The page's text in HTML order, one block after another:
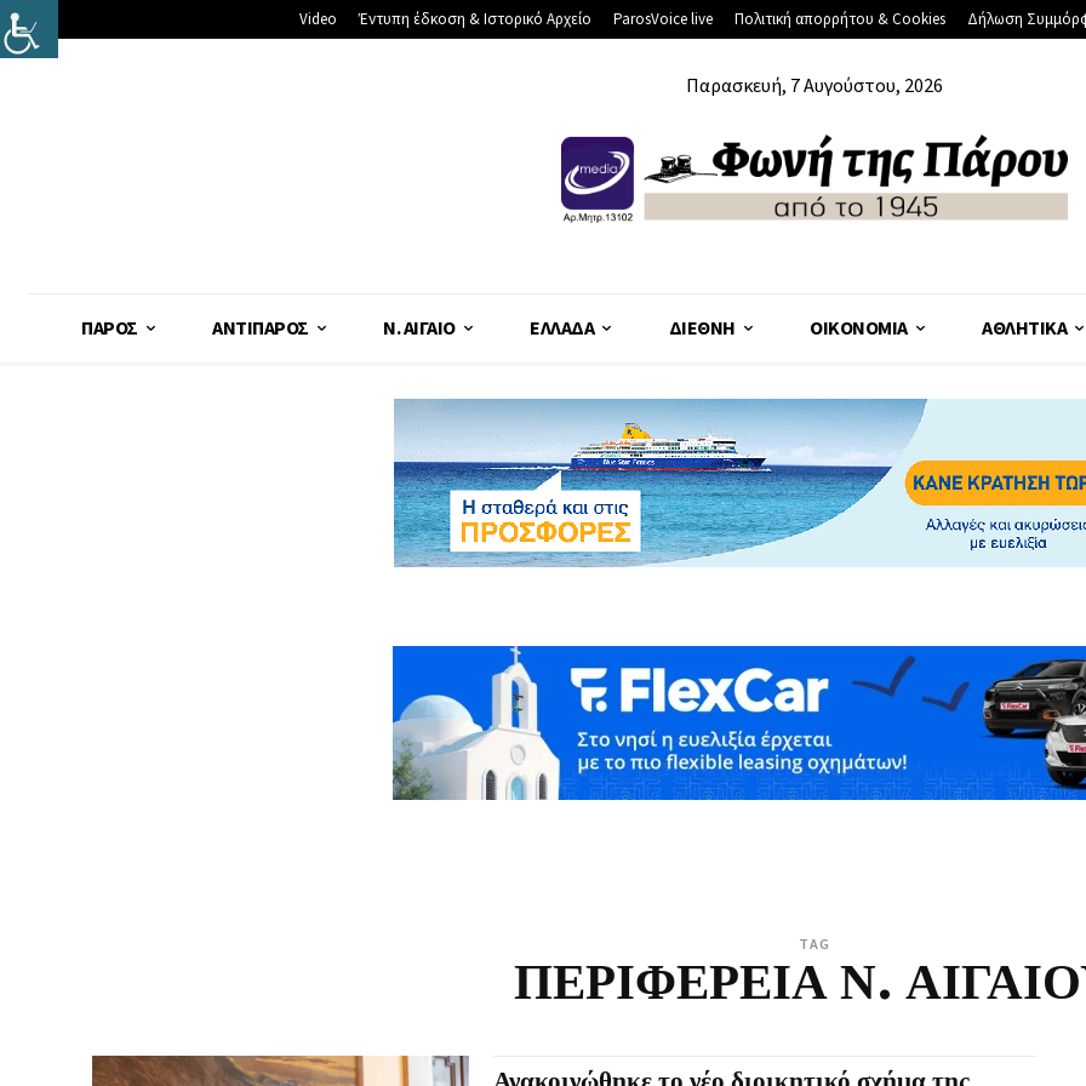
Video Έντυπη έδκοση & Ιστορικό Αρχείο ParosVoice live Πολιτική απορρήτου & Cookies Δήλωση
Παρασκευή, 7 Αυγούστου, 2026
ΠΆΡΟΣ ΑΝΤΊΠΑΡΟΣ Ν. ΑΙΓΑΊΟ ΕΛΛΆΔΑ ΔΙΕΘΝΉ ΟΙΚΟΝΟΜΊΑ ΑΘΛΗΤΙΚΆ
TAG
ΠΕΡΙΦΕΡΕΙΑ Ν.